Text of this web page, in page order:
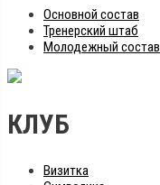
Основной состав
Тренерский штаб
Молодежный состав
КЛУБ
Визитка